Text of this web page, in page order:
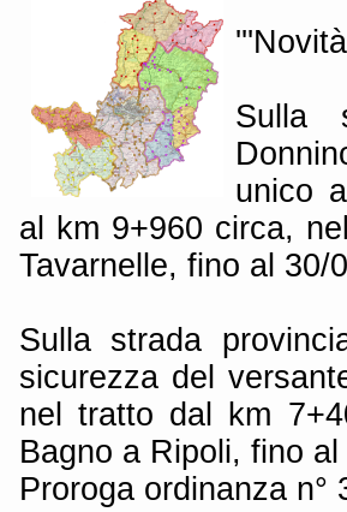
Sulla
unico
al km 9+960 circa,
Tavarnelle, fino al 30/
Sulla strada
sicurezza del
nel tratto dal km
Bagno a Ripoli, fino
Proroga ordinanza n°